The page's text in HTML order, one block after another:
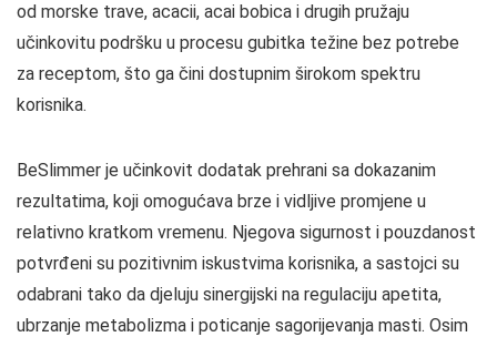
od morske trave, acacii, acai bobica i drugih pružaju
učinkovitu podršku u procesu gubitka težine bez potrebe
za receptom, što ga čini dostupnim širokom spektru
korisnika.
BeSlimmer je učinkovit dodatak prehrani sa dokazanim
rezultatima, koji omogućava brze i vidljive promjene u
relativno kratkom vremenu. Njegova sigurnost i pouzdanost
potvrđeni su pozitivnim iskustvima korisnika, a sastojci su
odabrani tako da djeluju sinergijski na regulaciju apetita,
ubrzanje metabolizma i poticanje sagorijevanja masti. Osim